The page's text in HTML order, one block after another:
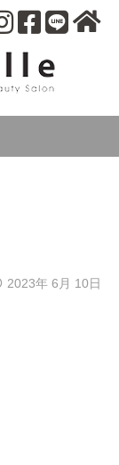
2023年 6月 10日